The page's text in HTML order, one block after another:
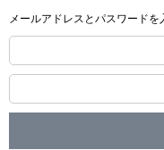
メールアドレスとパスワードを